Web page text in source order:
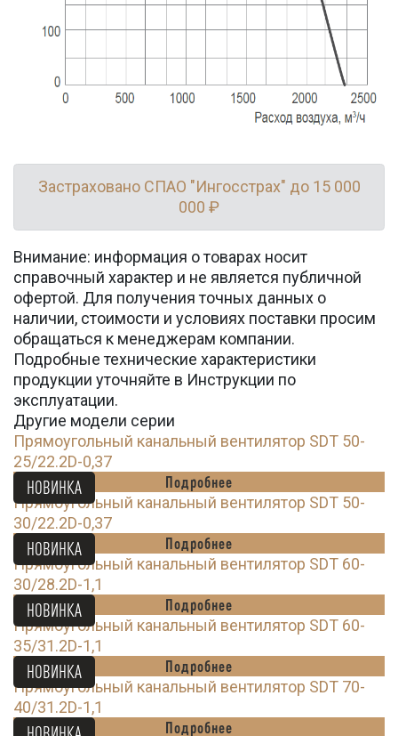
Застраховано СПАО "Ингосстрах" до 15 000
000 ₽
Внимание: информация о товарах носит
справочный характер и не является публичной
офертой. Для получения точных данных о
наличии, стоимости и условиях поставки просим
обращаться к менеджерам компании.
Подробные технические характеристики
продукции уточняйте в Инструкции по
эксплуатации.
Другие модели серии
Прямоугольный канальный вентилятор SDT 50-
25/22.2D-0,37
НОВИНКА Подробнее
Прямоугольный канальный вентилятор SDT 50-
30/22.2D-0,37
НОВИНКА Подробнее
Прямоугольный канальный вентилятор SDT 60-
30/28.2D-1,1
НОВИНКА Подробнее
Прямоугольный канальный вентилятор SDT 60-
35/31.2D-1,1
НОВИНКА Подробнее
Прямоугольный канальный вентилятор SDT 70-
40/31.2D-1,1
Подробнее